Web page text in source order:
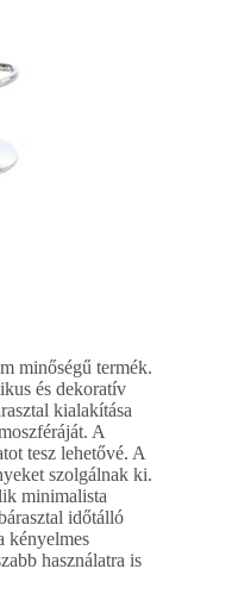
minőségű termék.
és dekoratív
kialakítása
A
tesz lehetővé. A
szolgálnak ki.
minimalista
időtálló
kényelmes
használatra is